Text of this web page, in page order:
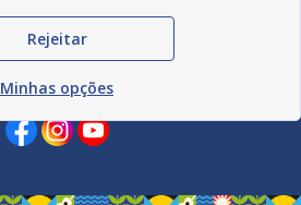
Rejeitar
Minhas opções